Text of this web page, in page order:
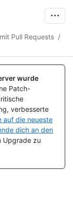
Pull Requests /
wurde
Patch-
verbesserte
auf die neueste
dich an den
Upgrade zu